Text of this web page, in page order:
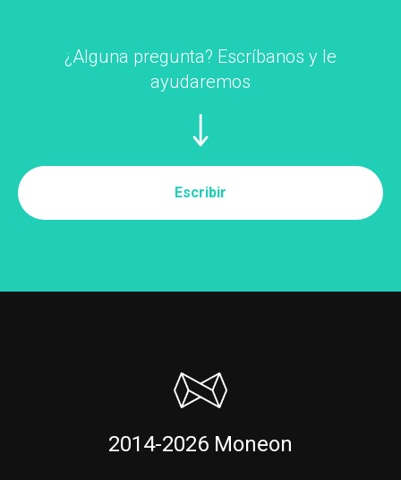
¿Alguna pregunta? Escríbanos y le
ayudaremos
Escribir
2014-2026 Moneon